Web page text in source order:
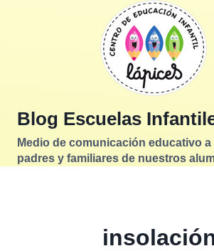
Blog Escuelas
Medio de comunicación educativo
padres y familiares de nuestros